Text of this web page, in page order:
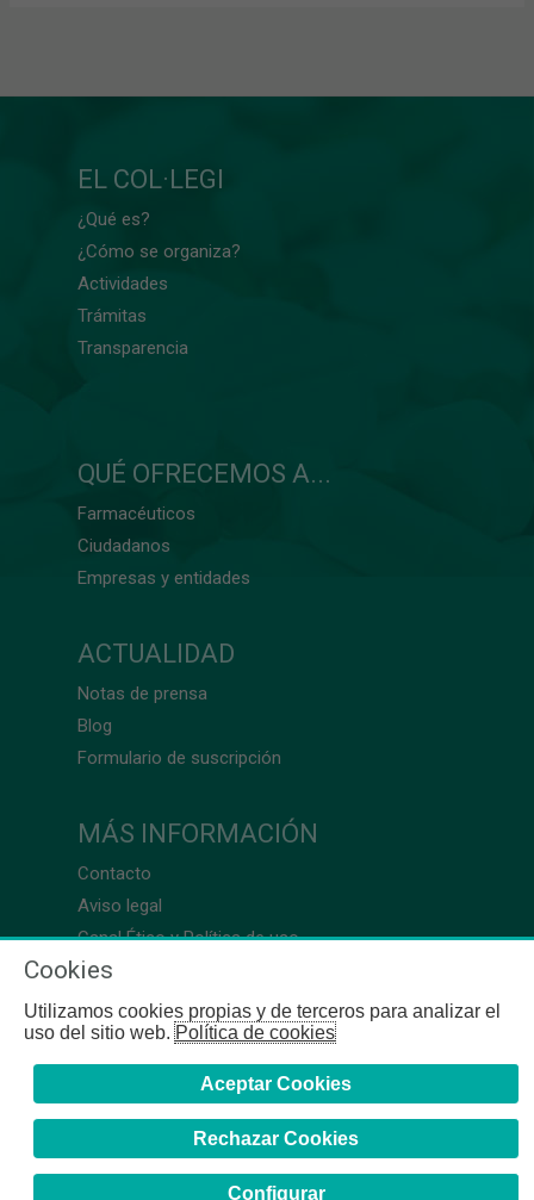
EL COL·LEGI
¿Qué es?
¿Cómo se organiza?
Actividades
Trámitas
Transparencia
QUÉ OFRECEMOS A...
Farmacéuticos
Ciudadanos
Empresas y entidades
ACTUALIDAD
Notas de prensa
Blog
Formulario de suscripción
MÁS INFORMACIÓN
Contacto
Aviso legal
Canal Ético y Política de uso
Cookies
Utilizamos cookies propias y de terceros para analizar el
uso del sitio web.Política de cookies
Aceptar Cookies
Rechazar Cookies
Configurar